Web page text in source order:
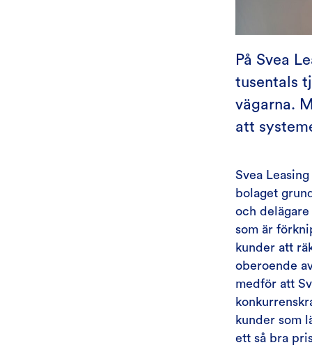
På Svea
tusentals
vägarna.
att
Svea
bolaget
och
som är
kunder att
oberoende
medför att
kunder som
ett så bra